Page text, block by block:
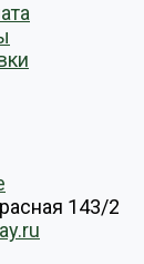
143/2